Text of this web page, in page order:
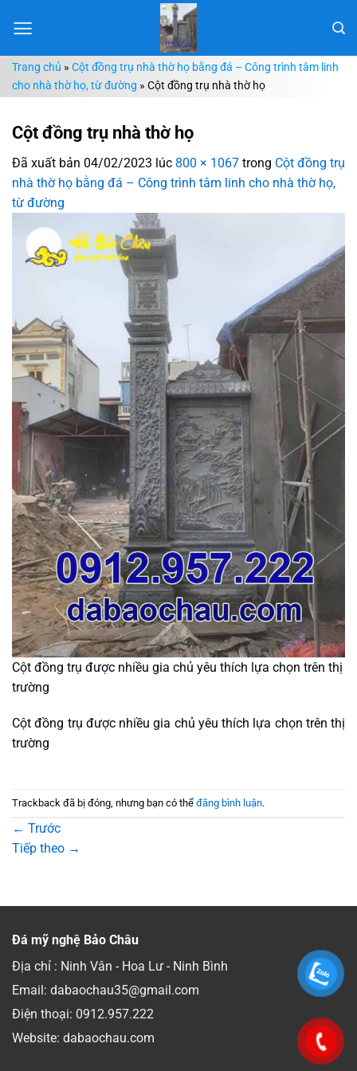
đến
dungTrang chủ » Cột đồng trụ nhà thờ họ bằng đá – Công trình tâm linh
cho nhà thờ họ, từ đường » Cột đồng trụ nhà thờ họ
Cột đồng trụ nhà thờ họ
Đã xuất bản 04/02/2023 lúc 800 × 1067 trong Cột đồng trụ
nhà thờ họ bằng đá – Công trình tâm linh cho nhà thờ họ,
từ đường
Cột đồng trụ được nhiều gia chủ yêu thích lựa chọn trên thị
trường
Cột đồng trụ được nhiều gia chủ yêu thích lựa chọn trên thị
trường
Trackback đã bị đóng, nhưng bạn có thể đăng bình luận.
← Trước
Tiếp theo →
Đá mỹ nghệ Bảo Châu
Địa chỉ : Ninh Vân - Hoa Lư - Ninh Bình
Email: dabaochau35@gmail.com
Điện thoại: 0912.957.222
Website: dabaochau.com